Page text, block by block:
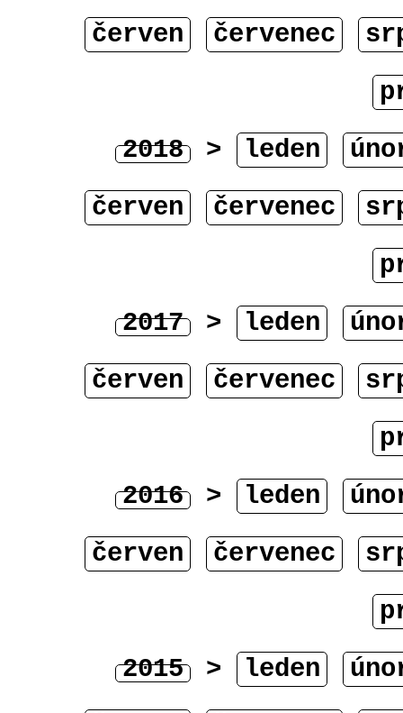
červen
červenec
2018 > leden
červen
červenec
2017 > leden
červen
červenec
2016 > leden
červen
červenec
2015 > leden